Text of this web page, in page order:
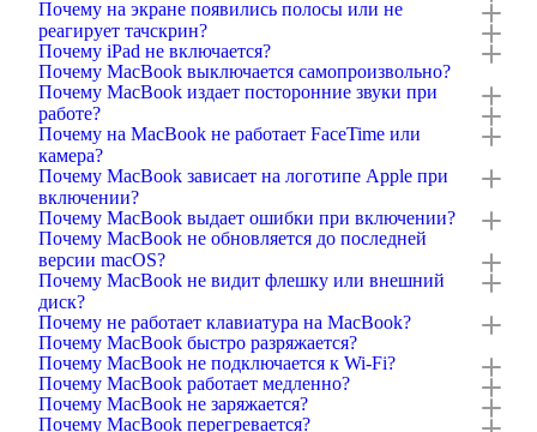
Почему на экране появились полосы или не
реагирует тачскрин?
Почему iPad не включается?
Почему MacBook выключается самопроизвольно?
Почему MacBook издает посторонние звуки при
работе?
Почему на MacBook не работает FaceTime или
камера?
Почему MacBook зависает на логотипе Apple при
включении?
Почему MacBook выдает ошибки при включении?
Почему MacBook не обновляется до последней
версии macOS?
Почему MacBook не видит флешку или внешний
диск?
Почему не работает клавиатура на MacBook?
Почему MacBook быстро разряжается?
Почему MacBook не подключается к Wi-Fi?
Почему MacBook работает медленно?
Почему MacBook не заряжается?
Почему MacBook перегревается?